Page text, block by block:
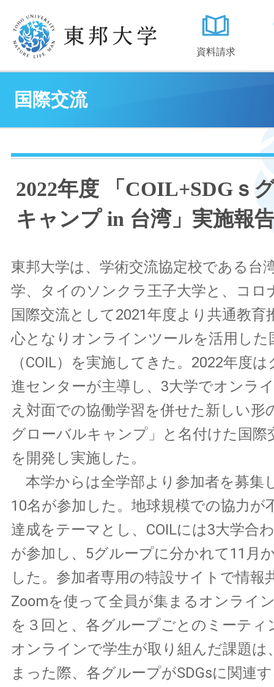
資料請求
国際交流
2022年度 「COIL+SDGｓ
キャンプ in 台湾」実施報
東邦大学は、学術交流協定校である台
学、タイのソンクラ王子大学と、コロ
国際交流として2021年度より共通教育
心となりオンラインツールを活用した
（COIL）を実施してきた。2022年度
進センターが主導し、3大学でオンラ
え対面での協働学習を併せた新しい形
グローバルキャンプ」と名付けた国際
を開発し実施した。
本学からは全学部より参加者を募集
10名が参加した。地球規模での協力が
達成をテーマとし、COILには3大学合
が参加し、5グループに分かれて11月
した。参加者専用の特設サイトで情報
Zoomを使って全員が集まるオンライ
を３回と、各グループごとのミーティ
オンラインで学生が取り組んだ課題は
まった際、各グループがSDGsに関連